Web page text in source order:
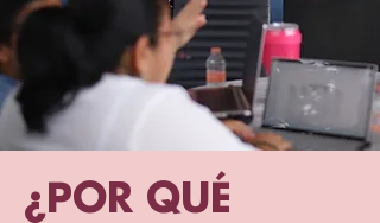
¿POR QUÉ